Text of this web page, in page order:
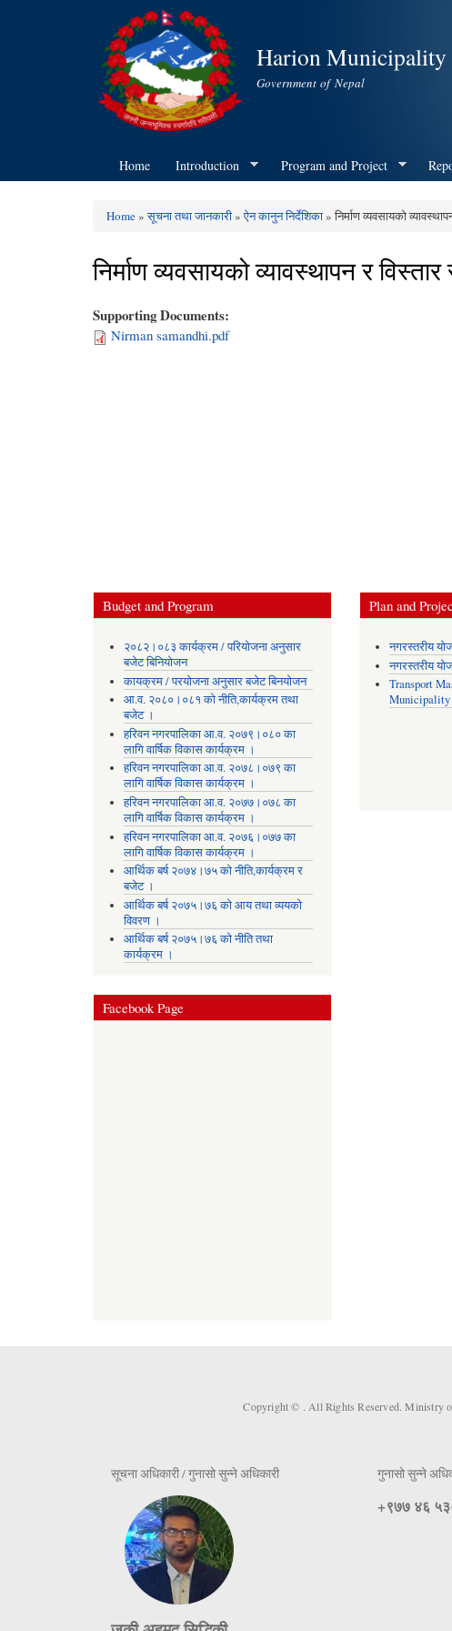
Harion Municipality
Government of Nepal
Home Introduction Program and Project
You are here
Home»सूचना तथा जानकारी»ऐन कानुन निर्देशिका» निर्माण व्यवसायको
निर्माण व्यवसायको व्यावस्थापन र
Supporting Documents:
Nirman samandhi.pdf
Budget and Program
२०८२।०८३ कार्यक्रम / परियोजना अनुसार
बजेट बिनियोजन
कायक्रम / परयोजना अनुसार बजेट बिनयोजन
आ.व. २०८०।०८१ को नीति,कार्यक्रम तथा
बजेट ।
हरिवन नगरपालिका आ‍.व. २०७९।०८० का
लागि वार्षिक विकास कार्यक्रम ।
हरिवन नगरपालिका आ‍.व. २०७८।०७९ का
लागि वार्षिक विकास कार्यक्रम ।
हरिवन नगरपालिका आ‍.व. २०७७।०७८ का
लागि वार्षिक विकास कार्यक्रम ।
हरिवन नगरपालिका आ‍.व. २०७६।०७७ का
लागि वार्षिक विकास कार्यक्रम ।
आर्थिक बर्ष २०७४।७५ को नीति,कार्यक्रम र
बजेट ।
आर्थिक बर्ष २०७५।७६ को आय तथा व्ययकाे
विवरण ।
आर्थिक बर्ष २०७५।७६ को नीति तथा
कार्यक्रम ।
Plan and
नगरस्तरीय
नगरस्तरीय
Transport
Municipality
Facebook Page
Copyright © . All Rights Reserved. Ministry
सूचना अधिकारी / गुनासो सुन्ने अधिकारी गुनासो सुन्ने
+९७७ ४६